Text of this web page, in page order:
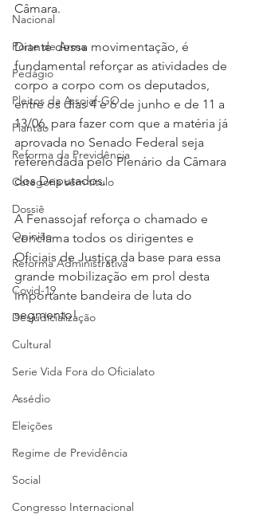
Nacional
Porte de Arma
Pedágio
Pleitos da Assojaf-GO
Plantão
Reforma da Previdência
Categoria sem título
Dossiê
Opinião
Reforma Administrativa
Covid-19
Desjudicialização
Cultural
Serie Vida Fora do Oficialato
Assédio
Eleições
Regime de Previdência
Social
Congresso Internacional
Câmara.
Diante dessa movimentação, é
fundamental reforçar as atividades de
corpo a corpo com os deputados,
entre os dias 4 e 6 de junho e de 11 a
13/06, para fazer com que a matéria já
aprovada no Senado Federal seja
referendada pelo Plenário da Câmara
dos Deputados.
A Fenassojaf reforça o chamado e
conclama todos os dirigentes e
Oficiais de Justiça da base para essa
grande mobilização em prol desta
importante bandeira de luta do
segmento!